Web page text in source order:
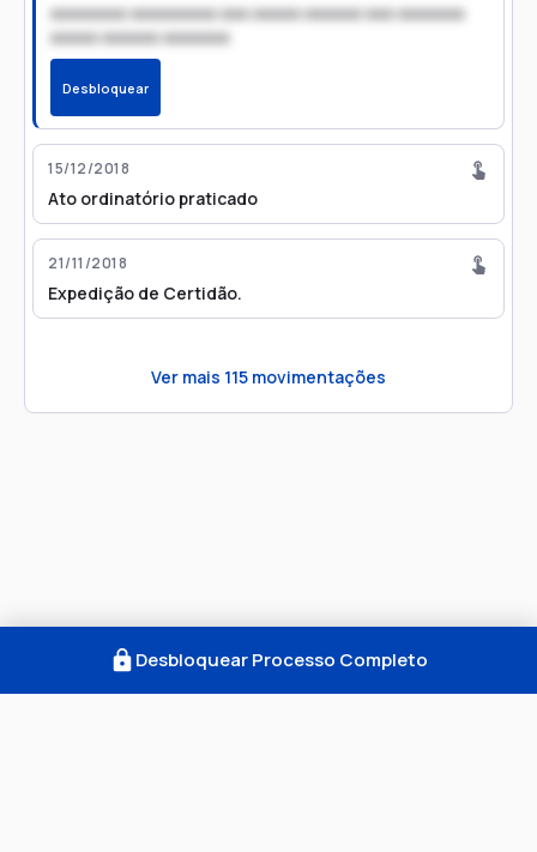
xxxxxxxx xxxxxxxxx xxx xxxxx xxxxxx xxx xxxxxxx
xxxxx xxxxxx xxxxxxx
Desbloquear
15/12/2018
Ato ordinatório praticado
21/11/2018
Expedição de Certidão.
Ver mais 115 movimentações
Desbloquear Processo Completo